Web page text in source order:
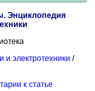
Энциклопедия
и электротехники /
к статье